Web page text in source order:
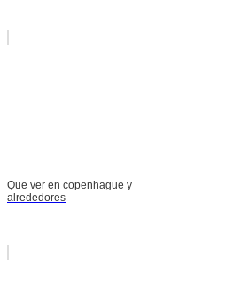
Que ver en copenhague y
alrededores